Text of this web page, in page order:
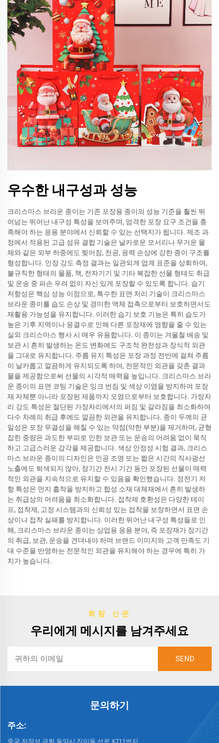
우수한 내구성과 성능
크리스마스 브라운 종이는 기존 포장용 종이의 성능 기준을 훨씬 뛰
어넘는 뛰어난 내구성 특성을 보여주며, 엄격한 포장 요구 조건을 충
족해야 하는 응용 분야에서 신뢰할 수 있는 선택지가 됩니다. 제조 과
정에서 적용된 고급 섬유 결합 기술은 날카로운 모서리나 무거운 물
체와 같은 외부 하중에도 찢어짐, 천공, 응력 손상에 강한 종이 구조를
형성합니다. 인장 강도 측정 결과는 일관되게 업계 표준을 상회하여,
불규칙한 형태의 물품, 책, 전자기기 및 기타 복잡한 선물 형태도 취급
및 운송 중 파손 우려 없이 자신 있게 포장할 수 있도록 합니다. 습기
저항성은 핵심 성능 이점으로, 특수한 표면 처리 기술이 크리스마스
브라운 종이를 습도 손상 및 경미한 액체 접촉으로부터 보호하면서도
재활용 가능성을 유지합니다. 이러한 습기 보호 기능은 특히 습도가
높은 기후 지역이나 응결수로 인해 다른 포장재에 영향을 줄 수 있는
실외 크리스마스 행사 시 매우 유용합니다. 이 종이는 겨울철 배송 및
보관 시 흔히 발생하는 온도 변화에도 구조적 완전성과 장식적 외관
을 그대로 유지합니다. 주름 유지 특성은 포장 과정 전반에 걸쳐 주름
이 날카롭고 깔끔하게 유지되도록 하여, 전문적인 외관을 갖춘 결과
물을 제공함으로써 선물의 시각적 매력을 높입니다. 크리스마스 브라
운 종이의 표면 코팅 기술은 잉크 번짐 및 색상 이염을 방지하여 포장
재 자체뿐 아니라 포장된 제품까지 오염으로부터 보호합니다. 가장자
리 강도 특성은 절단된 가장자리에서의 퍼짐 및 갈라짐을 최소화하여
다수 차례의 취급 후에도 깔끔한 외관을 유지합니다. 종이 두께의 균
일성은 포장 무결성을 해칠 수 있는 약점(약한 부분)을 제거하며, 균형
잡힌 중량은 과도한 부피로 인한 보관 또는 운송의 어려움 없이 묵직
하고 고급스러운 감각을 제공합니다. 색상 안정성 시험 결과, 크리스
마스 브라운 종이의 디자인은 인공 조명 또는 짧은 시간의 직사광선
노출에도 퇴색되지 않아, 장기간 전시 기간 동안 포장된 선물이 매력
적인 외관을 지속적으로 유지할 수 있음을 확인했습니다. 정전기 저
항 특성은 먼지 흡착을 방지하고 합성 소재 대체재에서 흔히 발생하
는 취급상의 어려움을 최소화합니다. 접착제 호환성은 다양한 테이
프, 접착제, 고정 시스템과의 신뢰성 있는 접착을 보장하면서 표면 손
상이나 접착 실패를 방지합니다. 이러한 뛰어난 내구성 특성들로 인
해, 크리스마스 브라운 종이는 상업용 응용 분야, 즉 포장재가 장기간
의 취급, 보관, 운송을 견뎌내야 하며 브랜드 이미지와 고객 만족도 기
대 수준을 반영하는 전문적인 외관을 유지해야 하는 경우에 특히 가
치가 높습니다.
회람 신문
우리에게 메시지를 남겨주세요
문의하기
주소:
중국 저장성 금화 동양시 진이동 선로 X711번지